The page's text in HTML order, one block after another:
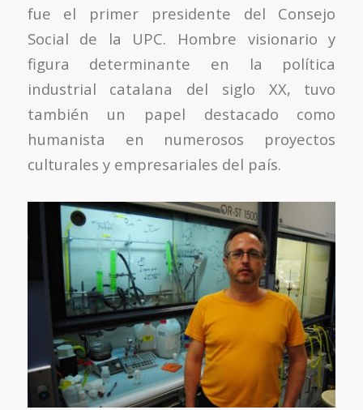
fue el primer presidente del Consejo
Social de la UPC. Hombre visionario y
figura determinante en la política
industrial catalana del siglo XX, tuvo
también un papel destacado como
humanista en numerosos proyectos
culturales y empresariales del país.